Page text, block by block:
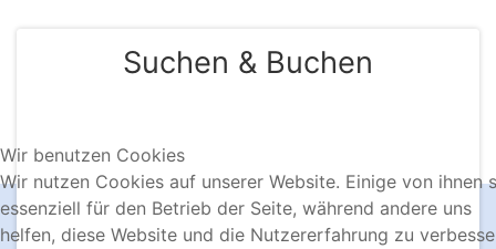
Wir benutzen Cookies
Wir nutzen Cookies auf unserer Website. Einige von ihnen
essenziell für den Betrieb der Seite, während andere uns
helfen, diese Website und die Nutzererfahrung zu
Suchen & Buchen